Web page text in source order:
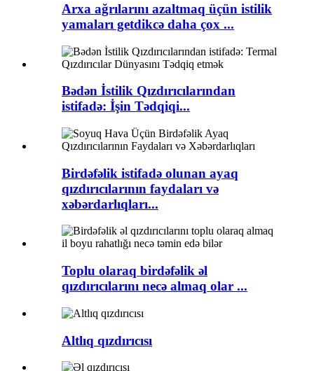
Arxa ağrılarını azaltmaq üçün istilik
yamaları getdikcə daha çox ...
Bədən İstilik Qızdırıcılarından
istifadə: İşin Tədqiqi...
Birdəfəlik istifadə olunan ayaq
qızdırıcılarının faydaları və
xəbərdarlıqları...
Toplu olaraq birdəfəlik əl
qızdırıcılarını necə almaq olar ...
Altlıq qızdırıcısı